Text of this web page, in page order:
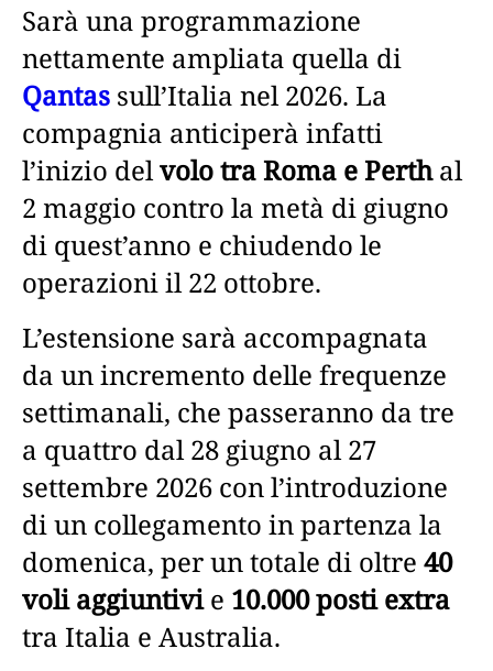
Sarà una programmazione
nettamente ampliata quella di
Qantas sull’Italia nel 2026. La
compagnia anticiperà infatti
l’inizio delvolo tra Roma e Perthal
2 maggio contro la metà di giugno
di quest’anno e chiudendo le
operazioni il 22 ottobre.
L’estensione sarà accompagnata
da un incremento delle frequenze
settimanali, che passeranno da tre
a quattro dal 28 giugno al 27
settembre 2026 con l’introduzione
di un collegamento in partenza la
domenica, per un totale di oltre 40
voli aggiuntivie 10.000 posti extra
tra Italia e Australia.